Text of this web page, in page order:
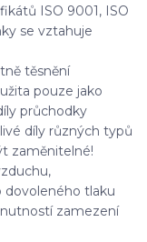
ISO 9001, ISO
se vztahuje
těsnění
pouze jako
průchodky
díly různých typů
zaměnitelné!
dovoleného tlaku
nutností zamezení